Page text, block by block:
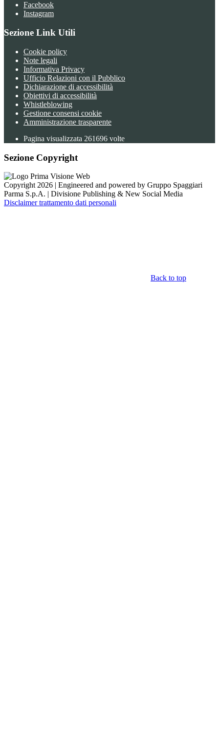
Facebook
Instagram
Sezione Link Utili
Cookie policy
Note legali
Informativa Privacy
Ufficio Relazioni con il Pubblico
Dichiarazione di accessibilità
Obiettivi di accessibilità
Whistleblowing
Gestione consensi cookie
Amministrazione trasparente
Pagina visualizzata 261696 volte
Sezione Copyright
Copyright 2026 | Engineered and powered by Gruppo Spaggiari
Parma S.p.A. | Divisione Publishing & New Social Media
Disclaimer trattamento dati personali
Back to top